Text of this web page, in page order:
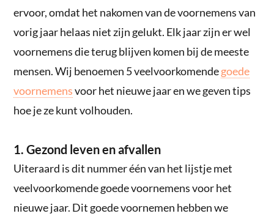
ervoor, omdat het nakomen van de voornemens van
vorig jaar helaas niet zijn gelukt. Elk jaar zijn er wel
voornemens die terug blijven komen bij de meeste
mensen. Wij benoemen 5 veelvoorkomendegoede
voornemensvoor het nieuwe jaar en we geven tips
hoe je ze kunt volhouden.
1. Gezond leven en afvallen
Uiteraard is dit nummer één van het lijstje met
veelvoorkomende goede voornemens voor het
nieuwe jaar. Dit goede voornemen hebben we